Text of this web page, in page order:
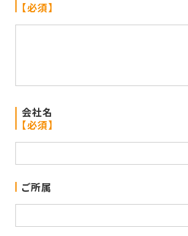
【必須】
会社名
【必須】
ご所属